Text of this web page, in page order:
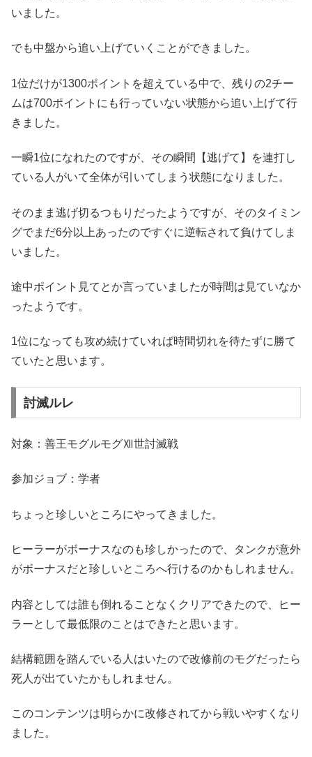
いました。
でも中盤から追い上げていくことができました。
1位だけが1300ポイントを超えている中で、残りの2チー
ムは700ポイントにも行っていない状態から追い上げて行
きました。
一瞬1位になれたのですが、その瞬間【逃げて】を連打し
ている人がいて全体が引いてしまう状態になりました。
そのまま逃げ切るつもりだったようですが、そのタイミン
グでまだ6分以上あったのですぐに逆転されて負けてしま
いました。
途中ポイント見てとか言っていましたが時間は見ていなか
ったようです。
1位になっても攻め続けていれば時間切れを待たずに勝て
ていたと思います。
討滅ルレ
対象：善王モグルモグⅫ世討滅戦
参加ジョブ：学者
ちょっと珍しいところにやってきました。
ヒーラーがボーナスなのも珍しかったので、タンクが意外
がボーナスだと珍しいところへ行けるのかもしれません。
内容としては誰も倒れることなくクリアできたので、ヒー
ラーとして最低限のことはできたと思います。
結構範囲を踏んでいる人はいたので改修前のモグだったら
死人が出ていたかもしれません。
このコンテンツは明らかに改修されてから戦いやすくなり
ました。